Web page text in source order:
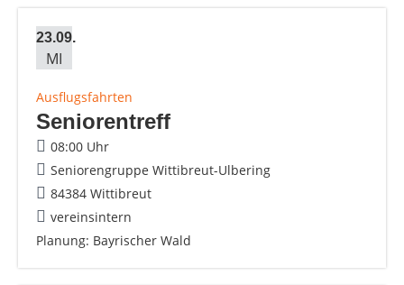
23.09.
MI
Ausflugsfahrten
Seniorentreff
08:00 Uhr
Seniorengruppe Wittibreut-Ulbering
84384 Wittibreut
vereinsintern
Planung: Bayrischer Wald